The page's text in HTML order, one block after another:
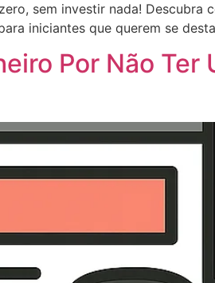
sem investir nada!
iniciantes que querem se
Por Não